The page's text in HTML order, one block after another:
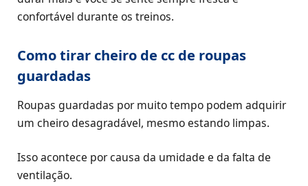
confortável durante os treinos.
Como tirar cheiro de cc de roupas
guardadas
Roupas guardadas por muito tempo podem adquirir
um cheiro desagradável, mesmo estando limpas.
Isso acontece por causa da umidade e da falta de
ventilação.